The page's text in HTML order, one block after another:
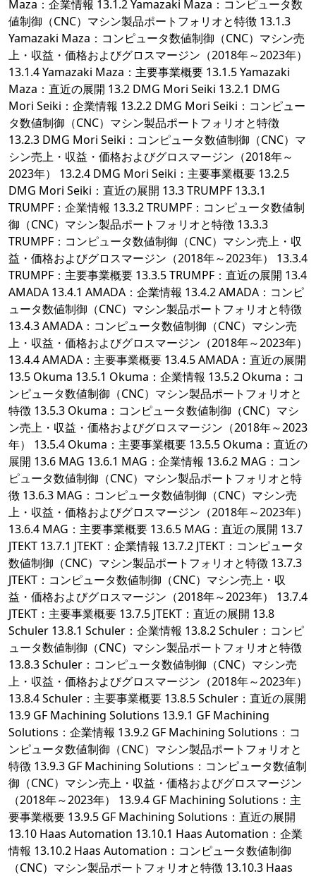
Maza：企業情報 13.1.2 Yamazaki Maza：コンピュータ数
値制御（CNC）マシン製品ポートフォリオと特徴 13.1.3
Yamazaki Maza：コンピュータ数値制御（CNC）マシン売
上・収益・価格およびグロスマージン（2018年～2023年）
13.1.4 Yamazaki Maza：主要事業概要 13.1.5 Yamazaki
Maza：直近の展開 13.2 DMG Mori Seiki 13.2.1 DMG
Mori Seiki：企業情報 13.2.2 DMG Mori Seiki：コンピュー
タ数値制御（CNC）マシン製品ポートフォリオと特徴
13.2.3 DMG Mori Seiki：コンピュータ数値制御（CNC）マ
シン売上・収益・価格およびグロスマージン（2018年～
2023年） 13.2.4 DMG Mori Seiki：主要事業概要 13.2.5
DMG Mori Seiki：直近の展開 13.3 TRUMPF 13.3.1
TRUMPF：企業情報 13.3.2 TRUMPF：コンピュータ数値制
御（CNC）マシン製品ポートフォリオと特徴 13.3.3
TRUMPF：コンピュータ数値制御（CNC）マシン売上・収
益・価格およびグロスマージン（2018年～2023年） 13.3.4
TRUMPF：主要事業概要 13.3.5 TRUMPF：直近の展開 13.4
AMADA 13.4.1 AMADA：企業情報 13.4.2 AMADA：コンピ
ュータ数値制御（CNC）マシン製品ポートフォリオと特徴
13.4.3 AMADA：コンピュータ数値制御（CNC）マシン売
上・収益・価格およびグロスマージン（2018年～2023年）
13.4.4 AMADA：主要事業概要 13.4.5 AMADA：直近の展開
13.5 Okuma 13.5.1 Okuma：企業情報 13.5.2 Okuma：コ
ンピュータ数値制御（CNC）マシン製品ポートフォリオと
特徴 13.5.3 Okuma：コンピュータ数値制御（CNC）マシ
ン売上・収益・価格およびグロスマージン（2018年～2023
年） 13.5.4 Okuma：主要事業概要 13.5.5 Okuma：直近の
展開 13.6 MAG 13.6.1 MAG：企業情報 13.6.2 MAG：コン
ピュータ数値制御（CNC）マシン製品ポートフォリオと特
徴 13.6.3 MAG：コンピュータ数値制御（CNC）マシン売
上・収益・価格およびグロスマージン（2018年～2023年）
13.6.4 MAG：主要事業概要 13.6.5 MAG：直近の展開 13.7
JTEKT 13.7.1 JTEKT：企業情報 13.7.2 JTEKT：コンピュータ
数値制御（CNC）マシン製品ポートフォリオと特徴 13.7.3
JTEKT：コンピュータ数値制御（CNC）マシン売上・収
益・価格およびグロスマージン（2018年～2023年） 13.7.4
JTEKT：主要事業概要 13.7.5 JTEKT：直近の展開 13.8
Schuler 13.8.1 Schuler：企業情報 13.8.2 Schuler：コンピ
ュータ数値制御（CNC）マシン製品ポートフォリオと特徴
13.8.3 Schuler：コンピュータ数値制御（CNC）マシン売
上・収益・価格およびグロスマージン（2018年～2023年）
13.8.4 Schuler：主要事業概要 13.8.5 Schuler：直近の展開
13.9 GF Machining Solutions 13.9.1 GF Machining
Solutions：企業情報 13.9.2 GF Machining Solutions：コ
ンピュータ数値制御（CNC）マシン製品ポートフォリオと
特徴 13.9.3 GF Machining Solutions：コンピュータ数値制
御（CNC）マシン売上・収益・価格およびグロスマージン
（2018年～2023年） 13.9.4 GF Machining Solutions：主
要事業概要 13.9.5 GF Machining Solutions：直近の展開
13.10 Haas Automation 13.10.1 Haas Automation：企業
情報 13.10.2 Haas Automation：コンピュータ数値制御
（CNC）マシン製品ポートフォリオと特徴 13.10.3 Haas